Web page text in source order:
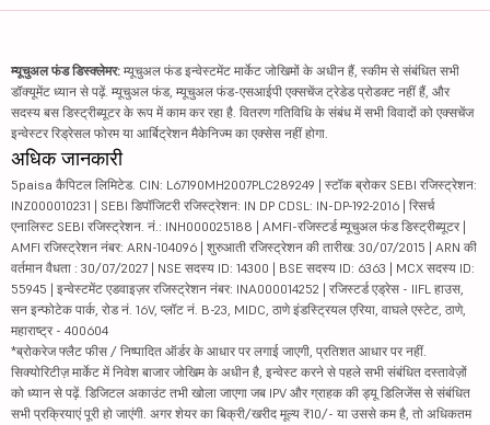
म्यूचुअल फंड डिस्क्लेमर: म्यूचुअल फंड इन्वेस्टमेंट मार्केट जोखिमों के अधीन हैं, स्कीम से संबंधित सभी
डॉक्यूमेंट ध्यान से पढ़ें. म्यूचुअल फंड, म्यूचुअल फंड-एसआईपी एक्सचेंज ट्रेडेड प्रोडक्ट नहीं हैं, और
सदस्य बस डिस्ट्रीब्यूटर के रूप में काम कर रहा है. वितरण गतिविधि के संबंध में सभी विवादों को एक्सचेंज
इन्वेस्टर रिड्रेसल फोरम या आर्बिट्रेशन मैकेनिज्म का एक्सेस नहीं होगा.
अधिक जानकारी
5paisa कैपिटल लिमिटेड. CIN: L67190MH2007PLC289249 | स्टॉक ब्रोकर SEBI रजिस्ट्रेशन:
INZ000010231 | SEBI डिपॉजिटरी रजिस्ट्रेशन: IN DP CDSL: IN-DP-192-2016 | रिसर्च
एनालिस्ट SEBI रजिस्ट्रेशन. नं.: INH000025188 | AMFI-रजिस्टर्ड म्यूचुअल फंड डिस्ट्रीब्यूटर |
AMFI रजिस्ट्रेशन नंबर: ARN-104096 | शुरुआती रजिस्ट्रेशन की तारीख: 30/07/2015 | ARN की
वर्तमान वैधता : 30/07/2027 | NSE सदस्य ID: 14300 | BSE सदस्य ID: 6363 | MCX सदस्य ID:
55945 | इन्वेस्टमेंट एडवाइज़र रजिस्ट्रेशन नंबर: INA000014252 | रजिस्टर्ड एड्रेस - IIFL हाउस,
सन इन्फोटेक पार्क, रोड नं. 16V, प्लॉट नं. B-23, MIDC, ठाणे इंडस्ट्रियल एरिया, वाघले एस्टेट, ठाणे,
महाराष्ट्र - 400604
*ब्रोकरेज फ्लैट फीस / निष्पादित ऑर्डर के आधार पर लगाई जाएगी, प्रतिशत आधार पर नहीं.
सिक्योरिटीज़ मार्केट में निवेश बाजार जोखिम के अधीन है, इन्वेस्ट करने से पहले सभी संबंधित दस्तावेज़ों
को ध्यान से पढ़ें. डिजिटल अकाउंट तभी खोला जाएगा जब IPV और ग्राहक की ड्यू डिलिजेंस से संबंधित
सभी प्रक्रियाएं पूरी हो जाएंगी. अगर शेयर का बिक्री/खरीद मूल्य ₹10/- या उससे कम है, तो अधिकतम